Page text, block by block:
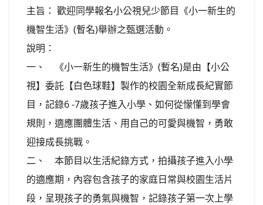
主旨： 歡迎同學報名小公視兒少節目《小一新生的
機智生活》(暫名)舉辦之甄選活動。
說明：
一、 《小一新生的機智生活》(暫名)是由【小公
視】委託【白色球鞋】製作的校園全新成長紀實節
目，記錄6 -7歲孩子進入小學、如何從懞懂到學會
規則，適應團體生活、用自己的可愛與機智，勇敢
迎接成長挑戰。
二、 本節目以生活紀錄方式，拍攝孩子進入小學
的適應期，內容包含孩子的家庭日常與校園生活片
段，呈現孩子的勇氣與機智，記錄孩子第一次上學